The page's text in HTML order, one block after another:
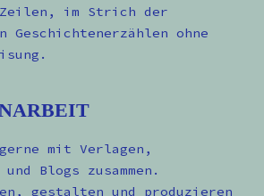
Zeilen, im Strich der
Geschichtenerzählen ohne
mit Verlagen,
Blogs zusammen.
gestalten und produzieren